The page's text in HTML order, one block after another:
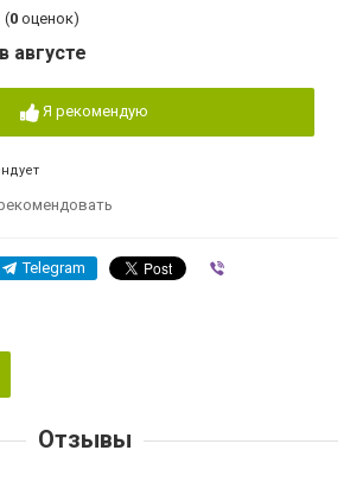
(0 оценок)
августе
Я рекомендую
Telegram
Отзывы